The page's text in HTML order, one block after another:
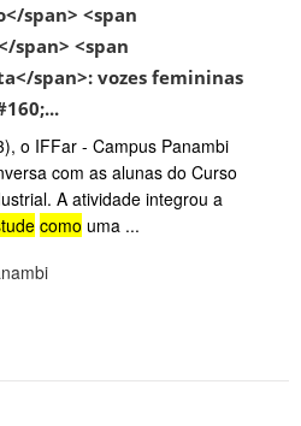
span> <span
span> <span
span>: vozes femininas
o IFFar - Campus Panambi
com as alunas do Curso
A atividade integrou a
como uma ...